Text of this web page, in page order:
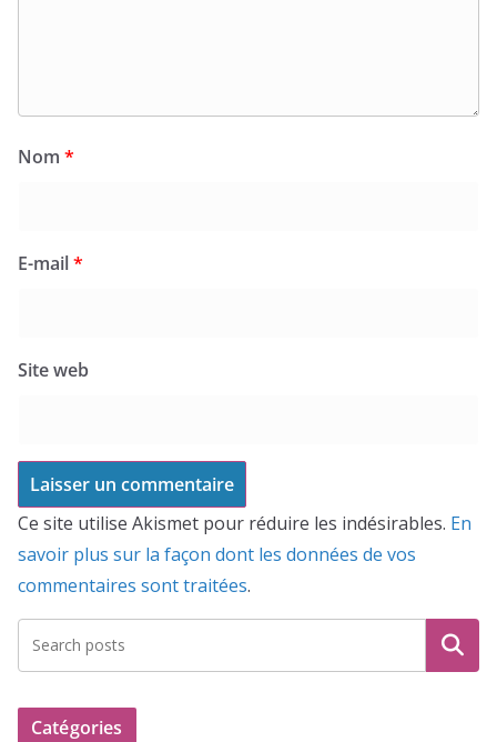
Nom *
E-mail*
Site web
Ce site utilise Akismet pour réduire les indésirables. En
savoir plus sur la façon dont les données de vos
commentaires sont traitées.
Catégories